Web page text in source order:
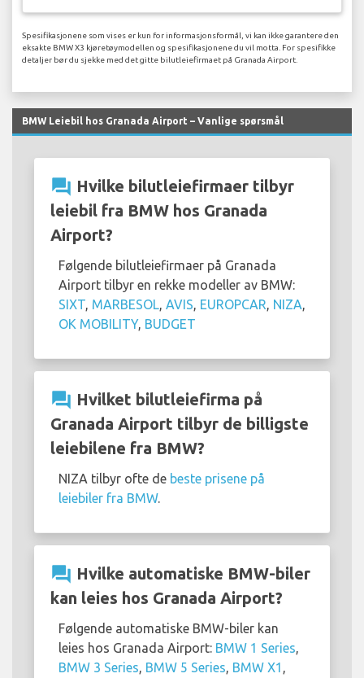
Spesifikasjonene som vises er kun for informasjonsformål, vi kan ikke garantere den
eksakte BMW X3 kjøretøymodellen og spesifikasjonene du vil motta. For spesifikke
detaljer bør du sjekke med det gitte bilutleiefirmaet på Granada Airport.
BMW Leiebil hos Granada Airport – Vanlige spørsmål
question_answer Hvilke bilutleiefirmaer tilbyr
leiebil fra BMW hos Granada
Airport?
Følgende bilutleiefirmaer på Granada
Airport tilbyr en rekke modeller av BMW:
SIXT MARBESOL AVIS EUROPCAR NIZA
OK MOBILITY, BUDGET
question_answer Hvilket bilutleiefirma på
Granada Airport tilbyr de billigste
leiebilene fra BMW?
NIZA tilbyr ofte de beste prisene på
leiebiler fra BMW.
question_answer Hvilke automatiske BMW-biler
kan leies hos Granada Airport?
Følgende automatiske BMW-biler kan
leies hos Granada Airport: BMW 1 Series
BMW 3 Series BMW 5 Series BMW X1